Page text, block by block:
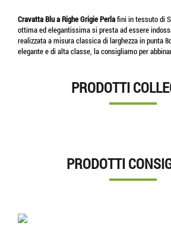
Cravatta Blu a Righe Grigie Perlafini in tessuto di
ottima ed elegantissima si presta ad essere
realizzata a misura classica di larghezza in punta
elegante e di alta classe, la consigliamo per
PRODOTTI
PRODOTTI